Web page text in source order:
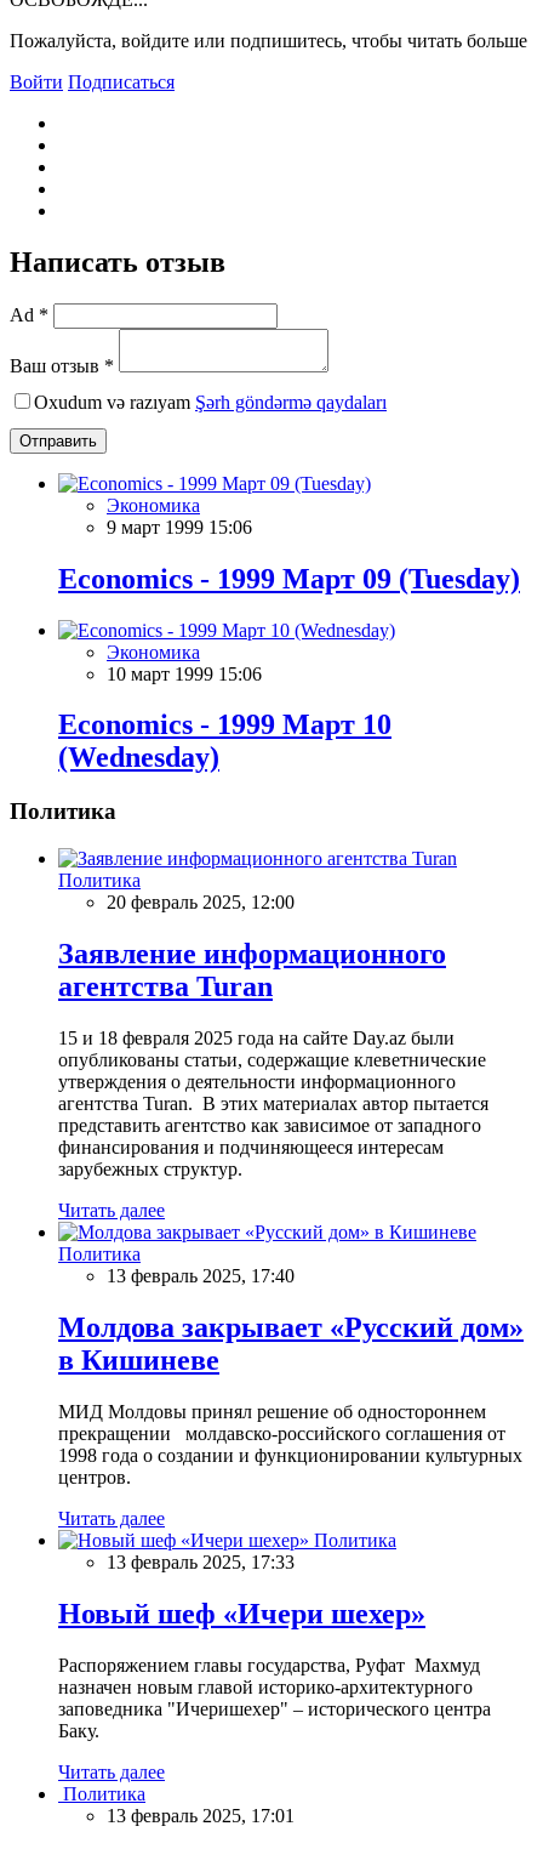
Пожалуйста, войдите или подпишитесь, чтобы читать больше
Войти Подписаться
Написать отзыв
Ad *
Ваш отзыв *
Oxudum və razıyam Şərh göndərmə qaydaları
Отправить
Экономика
9 март 1999 15:06
Economics - 1999 Март 09 (Tuesday)
Экономика
10 март 1999 15:06
Economics - 1999 Март 10
(Wednesday)
Политика
Политика
20 февраль 2025, 12:00
Заявление информационного
агентства Turan
15 и 18 февраля 2025 года на сайте Day.az были
опубликованы статьи, содержащие клеветнические
утверждения о деятельности информационного
агентства Turan. В этих материалах автор пытается
представить агентство как зависимое от западного
финансирования и подчиняющееся интересам
зарубежных структур.
Читать далее
Политика
13 февраль 2025, 17:40
Молдова закрывает «Русский дом»
в Кишиневе
МИД Молдовы принял решение об одностороннем
прекращении молдавско-российского соглашения от
1998 года о создании и функционировании культурных
центров.
Читать далее
Политика
13 февраль 2025, 17:33
Новый шеф «Ичери шехер»
Распоряжением главы государства, Руфат Махмуд
назначен новым главой историко-архитектурного
заповедника "Ичеришехер" – исторического центра
Баку.
Читать далее
Политика
13 февраль 2025, 17:01